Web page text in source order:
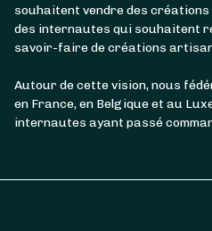
souhaitent vendre des
des internautes qui souhaitent
savoir-faire de créations
Autour de cette vision, nous
en France, en Belgique et au
internautes ayant passé